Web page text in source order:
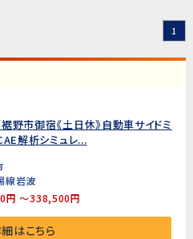
1
野市御宿《土日休》自動車サイドミ
解析シミュレ...
線岩波
円 ～338,500円
はこちら